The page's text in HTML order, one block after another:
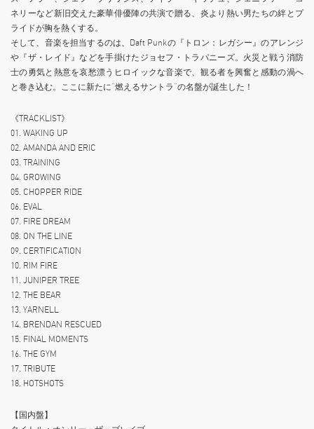
ネリーなど新旧交えた豪華俳優陣の共演で贈る、炎より熱い男たちの絆とプ
ライドが胸を熱くする。
そして、音楽を担当するのは、Daft Punkの『トロン：レガシー』のアレンジ
や『ザ・レイド』などを手掛けたジョセフ・トラパニーズ。火災と戦う消防
士の勇気と熱意を哀愁漂うヒロイックな音楽で、観る者を興奮と感動の渦へ
と巻き込む。ここに新たに“燃えるサントラ”の名盤が誕生した！
《TRACKLIST》
01. WAKING UP
02. AMANDA AND ERIC
03. TRAINING
04. GROWING
05. CHOPPER RIDE
06. EVAL
07. FIRE DREAM
08. ON THE LINE
09. CERTIFICATION
10. RIM FIRE
11. JUNIPER TREE
12. THE BEAR
13. YARNELL
14. BRENDAN RESCUED
15. FINAL MOMENTS
16. THE GYM
17. TRIBUTE
18. HOTSHOTS
【国内盤】